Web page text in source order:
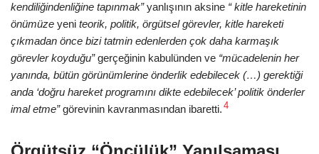
kendiliğindenliğine tapınmak”yanlışının aksine “ kitle hareketinin
önümüze yeni teorik, politik, örgütsel görevler, kitle hareketi
çıkmadan önce bizi tatmin edenlerden çok daha karmaşık
görevler koyduğu”gerçeğinin kabulünden ve “mücadelenin her
yanında, bütün görünümlerine önderlik edebilecek (…) gerektiği
anda ‘doğru hareket programını dikte edebilecek’ politik önderler
imal etme”görevinin kavranmasından ibaretti. 4